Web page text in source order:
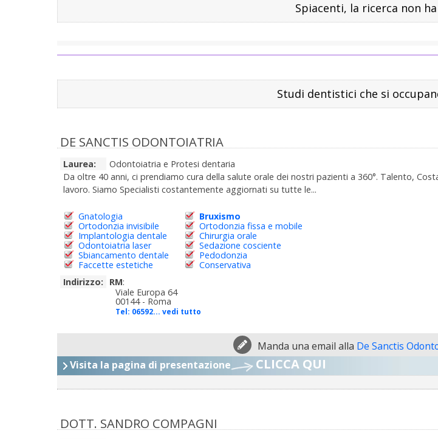
Spiacenti, la ricerca non
Studi dentistici che si
DE SANCTIS ODONTOIATRIA
Laurea:
Odontoiatria e Protesi dentaria
Da oltre 40 anni, ci prendiamo cura della salute orale dei nostri pazienti a 360°. Talento,
lavoro. Siamo Specialisti costantemente aggiornati su tutte le...
Gnatologia
Ortodonzia invisibile
Implantologia dentale
Odontoiatria laser
Sbiancamento dentale
Faccette estetiche
Bruxismo
Ortodonzia fissa e mobile
Chirurgia orale
Sedazione cosciente
Pedodonzia
Conservativa
Indirizzo:
RM:
Viale Europa 64
00144 - Roma
Tel: 06592... vedi tutto
Manda una email alla De Sanctis
Visita la pagina di presentazione
CLICCA QUI
DOTT. SANDRO COMPAGNI